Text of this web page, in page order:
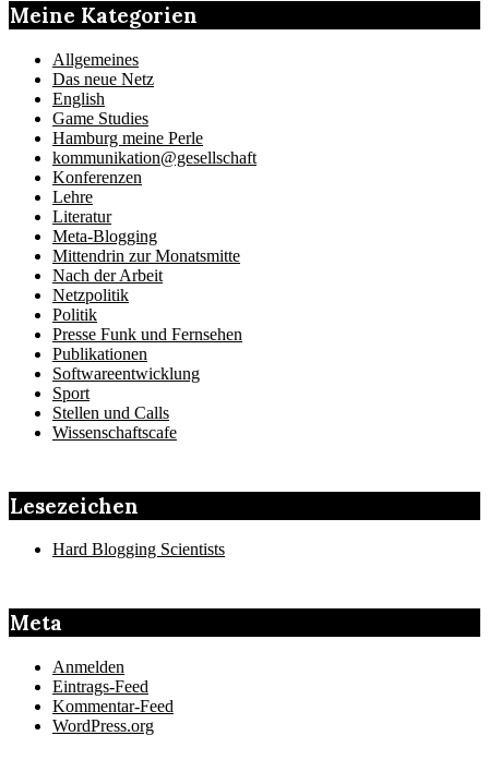
Meine Kategorien
Allgemeines
Das neue Netz
English
Game Studies
Hamburg meine Perle
kommunikation@gesellschaft
Konferenzen
Lehre
Literatur
Meta-Blogging
Mittendrin zur Monatsmitte
Nach der Arbeit
Netzpolitik
Politik
Presse Funk und Fernsehen
Publikationen
Softwareentwicklung
Sport
Stellen und Calls
Wissenschaftscafe
Lesezeichen
Hard Blogging Scientists
Meta
Anmelden
Eintrags-Feed
Kommentar-Feed
WordPress.org